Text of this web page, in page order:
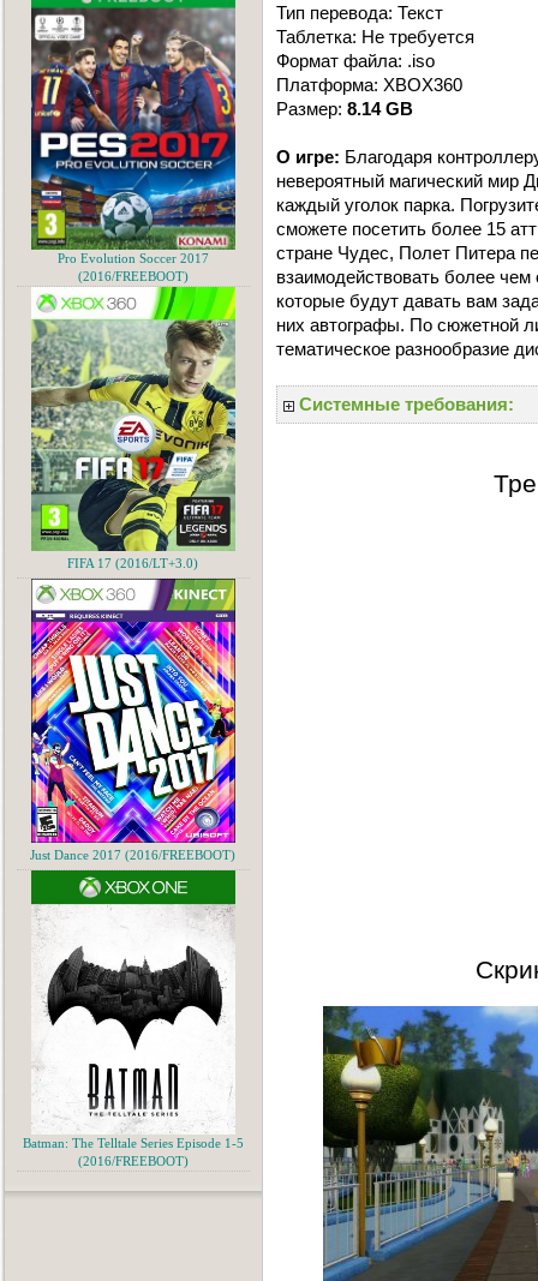
Тип перевода: Текст
Таблетка: Не требуется
Формат файла: .iso
Платформа: XBOX360
Размер: 8.14 GB
О игре: Благодаря
невероятный магический мир
каждый уголок парка.
сможете посетить более 15
стране Чудес, Полет Питера
взаимодействовать более
которые будут давать вам
них автографы. По сюжетной
тематическое разнообразие
Системные требования:
Pro Evolution Soccer 2017
(2016/FREEBOOT)
FIFA 17 (2016/LT+3.0)
Just Dance 2017 (2016/FREEBOOT)
Batman: The Telltale Series Episode 1-5
(2016/FREEBOOT)